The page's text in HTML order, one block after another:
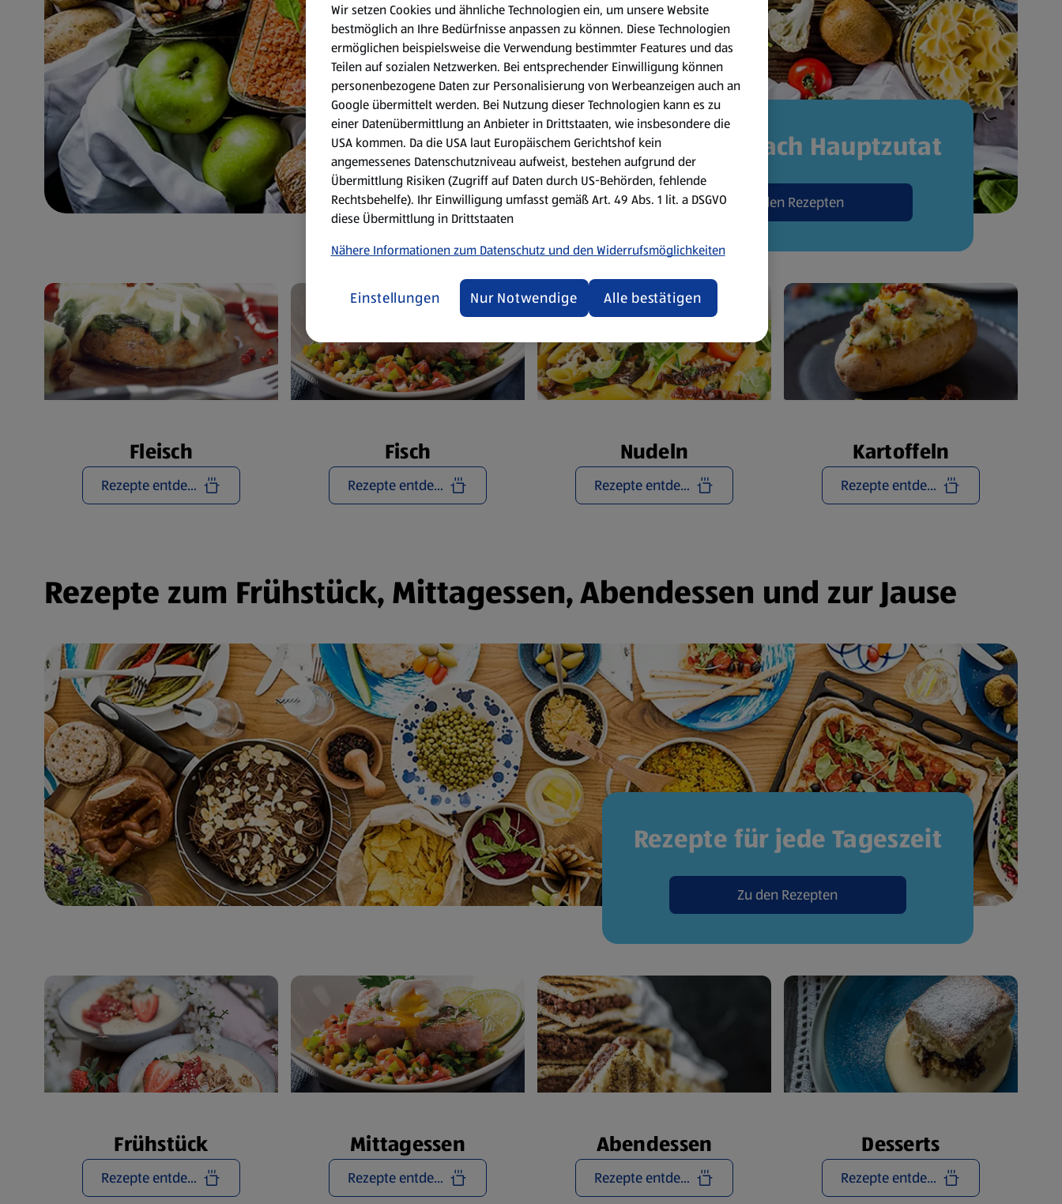
Rezepte nach Hauptzutat
Zu den Rezepten
Fleisch
Rezepte entdecken
Fisch
Rezepte entdecken
Nudeln
Rezepte entdecken
Kartoffeln
Rezepte entdecken
Rezepte zum Frühstück, Mittagessen, Abendessen und zur Jause
Rezepte für jede Tageszeit
Zu den Rezepten
Frühstück
Rezepte entdecken
Mittagessen
Rezepte entdecken
Abendessen
Rezepte entdecken
Desserts
Rezepte entdecken
Wir setzen Cookies und ähnliche Technologien ein, um unsere Website
bestmöglich an Ihre Bedürfnisse anpassen zu können. Diese Technologien
ermöglichen beispielsweise die Verwendung bestimmter Features und das
Teilen auf sozialen Netzwerken. Bei entsprechender Einwilligung können
personenbezogene Daten zur Personalisierung von Werbeanzeigen auch an
Google übermittelt werden. Bei Nutzung dieser Technologien kann es zu
einer Datenübermittlung an Anbieter in Drittstaaten, wie insbesondere die
USA kommen. Da die USA laut Europäischem Gerichtshof kein
angemessenes Datenschutzniveau aufweist, bestehen aufgrund der
Übermittlung Risiken (Zugriff auf Daten durch US-Behörden, fehlende
Rechtsbehelfe). Ihr Einwilligung umfasst gemäß Art. 49 Abs. 1 lit. a DSGVO
diese Übermittlung in Drittstaaten
Nähere Informationen zum Datenschutz und den Widerrufsmöglichkeiten
Einstellungen Nur Notwendige Alle bestätigen